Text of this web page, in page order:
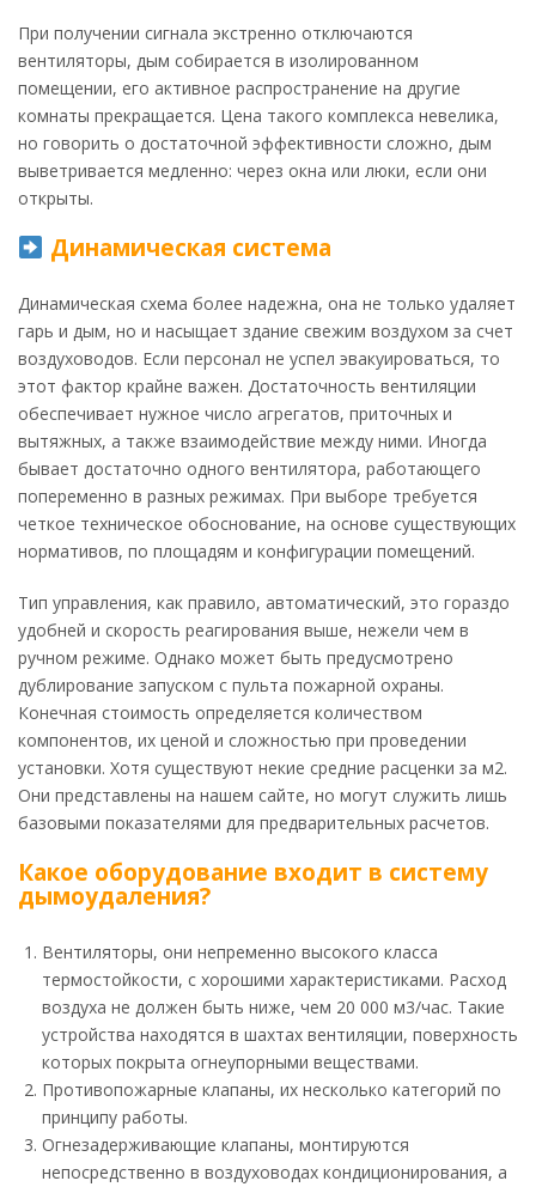
При получении сигнала экстренно отключаются
вентиляторы, дым собирается в изолированном
помещении, его активное распространение на другие
комнаты прекращается. Цена такого комплекса невелика,
но говорить о достаточной эффективности сложно, дым
выветривается медленно: через окна или люки, если они
открыты.
Динамическая система
Динамическая схема более надежна, она не только удаляет
гарь и дым, но и насыщает здание свежим воздухом за счет
воздуховодов. Если персонал не успел эвакуироваться, то
этот фактор крайне важен. Достаточность вентиляции
обеспечивает нужное число агрегатов, приточных и
вытяжных, а также взаимодействие между ними. Иногда
бывает достаточно одного вентилятора, работающего
попеременно в разных режимах. При выборе требуется
четкое техническое обоснование, на основе существующих
нормативов, по площадям и конфигурации помещений.
Тип управления, как правило, автоматический, это гораздо
удобней и скорость реагирования выше, нежели чем в
ручном режиме. Однако может быть предусмотрено
дублирование запуском с пульта пожарной охраны.
Конечная стоимость определяется количеством
компонентов, их ценой и сложностью при проведении
установки. Хотя существуют некие средние расценки за м2.
Они представлены на нашем сайте, но могут служить лишь
базовыми показателями для предварительных расчетов.
Какое оборудование входит в систему
дымоудаления?
Вентиляторы, они непременно высокого класса
термостойкости, с хорошими характеристиками. Расход
воздуха не должен быть ниже, чем 20 000 м3/час. Такие
устройства находятся в шахтах вентиляции, поверхность
которых покрыта огнеупорными веществами.
Противопожарные клапаны, их несколько категорий по
принципу работы.
Огнезадерживающие клапаны, монтируются
непосредственно в воздуховодах кондиционирования, а